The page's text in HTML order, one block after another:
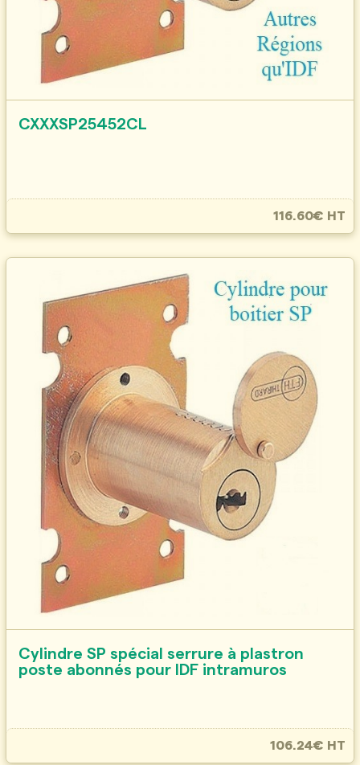
CXXXSP25452CL
116.60€ HT
Cylindre SP spécial serrure à plastron
poste abonnés pour IDF intramuros
106.24€ HT